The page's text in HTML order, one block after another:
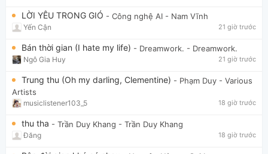
LỜI YÊU TRONG GIÓ - Công nghệ AI - Nam Vĩnh
Yến Cận 21 giờ trước
Bán thời gian (I hate my life) - Dreamwork. - Dreamwork.
Ngô Gia Huy 21 giờ trước
Trung thu (Oh my darling, Clementine) - Phạm Duy - Various
Artists
musiclistener103_5 18 giờ trước
thu tha - Trần Duy Khang - Trần Duy Khang
Đăng 18 giờ trước